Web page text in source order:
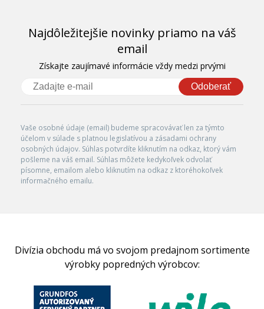
Najdôležitejšie novinky priamo na váš
email
Získajte zaujímavé informácie vždy medzi prvými
Odoberať
Vaše osobné údaje (email) budeme spracovávať len za týmto
účelom v súlade s platnou legislatívou a zásadami ochrany
osobných údajov. Súhlas potvrdíte kliknutím na odkaz, ktorý vám
pošleme na váš email. Súhlas môžete kedykoľvek odvolať
písomne, emailom alebo kliknutím na odkaz z ktoréhokoľvek
informačného emailu.
Divízia obchodu má vo svojom predajnom sortimente
výrobky popredných výrobcov: